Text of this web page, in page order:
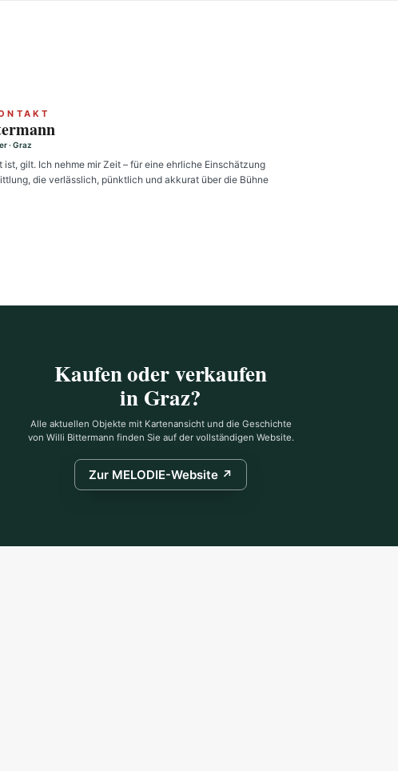
· Graz
ist, gilt. Ich nehme mir Zeit – für eine ehrliche Einschätzung
die verlässlich, pünktlich und akkurat über die Bühne
Kaufen oder verkaufen
in Graz?
Alle aktuellen Objekte mit Kartenansicht und die Geschichte
von Willi Bittermann finden Sie auf der vollständigen Website.
Zur MELODIE-Website ↗